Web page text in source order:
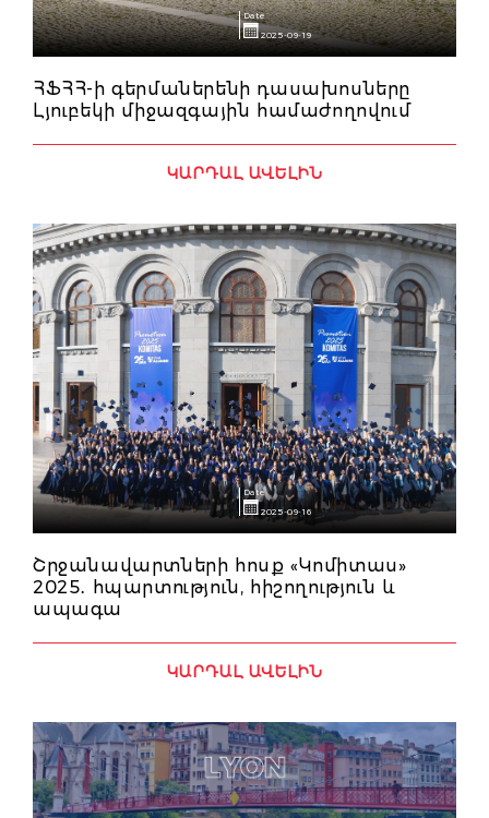
Date
2025-09-19
ՀՖՀՀ-ի գերմաներենի դասախոսները
Լյուբեկի միջազգային համաժողովում
ԿԱՐԴԱԼ ԱՎԵԼԻՆ
Date
2025-09-16
Շրջանավարտների հոսք «Կոմիտաս»
2025․ հպարտություն, հիշողություն և
ապագա
ԿԱՐԴԱԼ ԱՎԵԼԻՆ